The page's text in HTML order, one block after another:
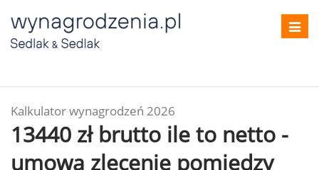
Kalkulator wynagrodzeń 2026
13440 zł brutto ile to netto -
umowa zlecenie pomiędzy